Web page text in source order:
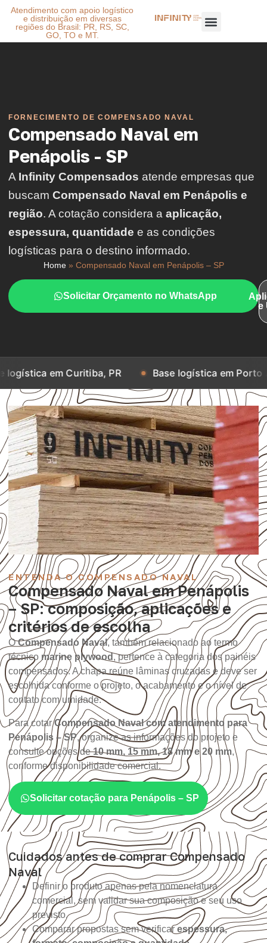
Atendimento com apoio logístico
e distribuição em diversas
regiões do Brasil: PR, RS, SC,
GO, TO e MT.
FORNECIMENTO DE COMPENSADO NAVAL
Compensado Naval em
Penápolis - SP
A Infinity Compensados atende empresas que
buscam Compensado Naval em Penápolis e
região. A cotação considera a aplicação,
espessura, quantidade e as condições
logísticas para o destino informado.
Home» Compensado Naval em Penápolis – SP
Solicitar Orçamento no WhatsApp
e
Curitiba, PR Base logística em Porto Alegre, RS
ENTENDA O COMPENSADO NAVAL
Compensado Naval em Penápolis
– SP: composição, aplicações e
critérios de escolha
OCompensado Naval, também relacionado ao termo
técnico marine plywood, pertence à categoria dos painéis
compensados. A chapa reúne lâminas cruzadas e deve ser
escolhida conforme o projeto, o acabamento e o nível de
contato com umidade.
Para cotarCompensado Naval com atendimento para
Penápolis – SP, organize as informações do projeto e
consulte opções de10 mm, 15 mm, 18 mm e 20 mm,
conforme disponibilidade comercial.
Solicitar cotação para Penápolis – SP
Cuidados antes de comprar Compensado
Naval
Definir o produto apenas pela nomenclatura
comercial, sem validar sua composição e seu uso
previsto.
Comparar propostas sem verificarespessura,